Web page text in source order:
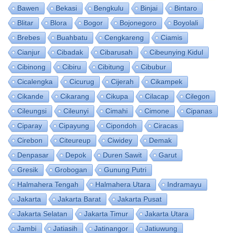
Bawen
Bekasi Bengkulu Binjai
Bintaro
Blitar
Blora Bogor Bojonegoro
Boyolali
Brebes
Buahbatu Cengkareng
Ciamis
Cianjur
Cibadak Cibarusah
Cibeunying Kidul
Cibinong
Cibiru Cibitung
Cibubur
Cicalengka
Cicurug Cijerah
Cikampek
Cikande
Cikarang Cikupa Cilacap
Cilegon
Cileungsi
Cileunyi Cimahi Cimone
Cipanas
Ciparay
Cipayung Cipondoh
Ciracas
Cirebon
Citeureup Ciwidey
Demak
Denpasar
Depok Duren Sawit
Garut
Gresik
Grobogan
Gunung Putri
Halmahera Tengah
Halmahera Utara
Indramayu
Jakarta
Jakarta Barat
Jakarta Pusat
Jakarta Selatan
Jakarta Timur
Jakarta Utara
Jambi
Jatiasih Jatinangor
Jatiuwung